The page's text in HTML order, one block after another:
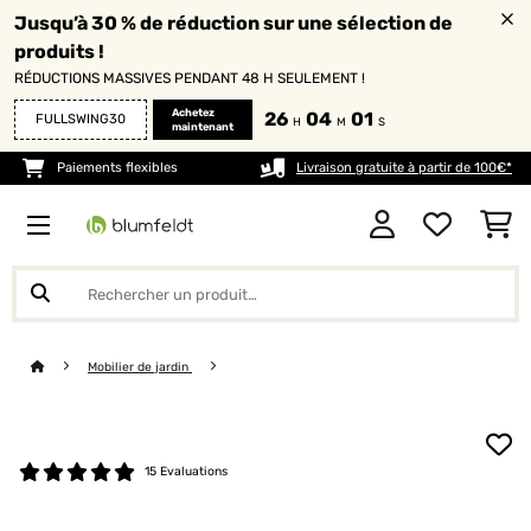
Jusqu’à 30 % de réduction sur une sélection de
produits !
RÉDUCTIONS MASSIVES PENDANT 48 H SEULEMENT !
FULLSWING30
Achetez
maintenant
26 H 03 M 59 S
Paiements flexibles Livraison gratuite à partir de 100€*
Mobilier de jardin
15 Evaluations